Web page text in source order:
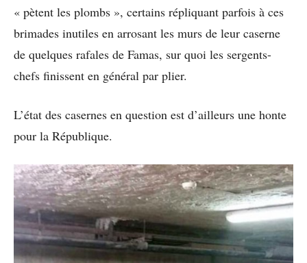
« pètent les plombs », certains répliquant parfois à ces
brimades inutiles en arrosant les murs de leur caserne
de quelques rafales de Famas, sur quoi les sergents-
chefs finissent en général par plier.
L’état des casernes en question est d’ailleurs une honte
pour la République.